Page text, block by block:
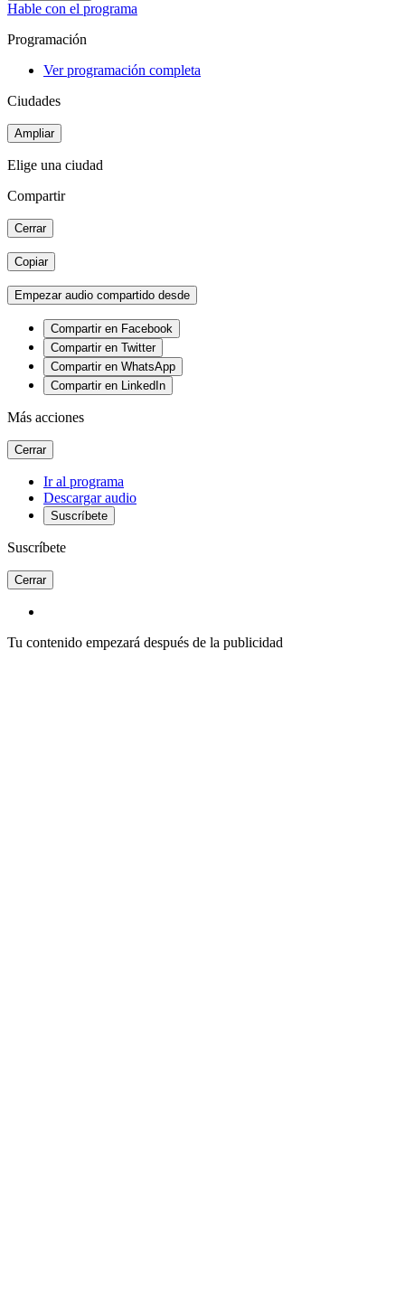
Hable con el programa
Programación
Ver programación completa
Ciudades
Ampliar
Elige una ciudad
Compartir
Cerrar
Copiar
Empezar audio compartido desde
Compartir en Facebook
Compartir en Twitter
Compartir en WhatsApp
Compartir en LinkedIn
Más acciones
Cerrar
Ir al programa
Descargar audio
Suscríbete
Suscríbete
Cerrar
Tu contenido empezará después de la publicidad